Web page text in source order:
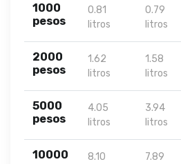
1000
pesos
0.81
litros
0.79
litros
2000
pesos
1.62
litros
1.58
litros
5000
pesos
4.05
litros
3.94
litros
10000
8.10
7.89